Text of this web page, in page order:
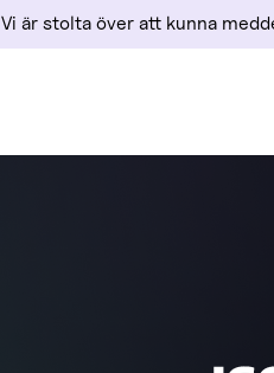
Vi är stolta över att kunna